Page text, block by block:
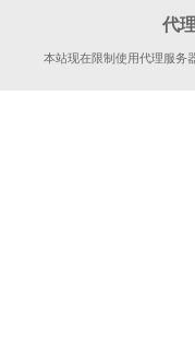
代
本站现在限制使用代理服务